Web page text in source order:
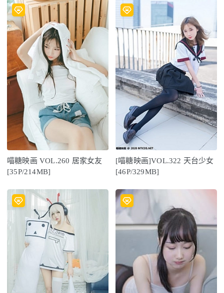
喵糖映画 VOL.260 居家女友
[35P/214MB]
[喵糖映画]VOL.322 天台少女
[46P/329MB]